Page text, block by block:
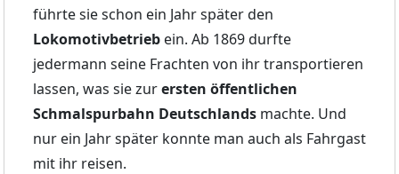
führte sie schon ein Jahr später den
Lokomotivbetrieb ein. Ab 1869 durfte
jedermann seine Frachten von ihr transportieren
lassen, was sie zurersten öffentlichen
Schmalspurbahn Deutschlands machte. Und
nur ein Jahr später konnte man auch als Fahrgast
mit ihr reisen.